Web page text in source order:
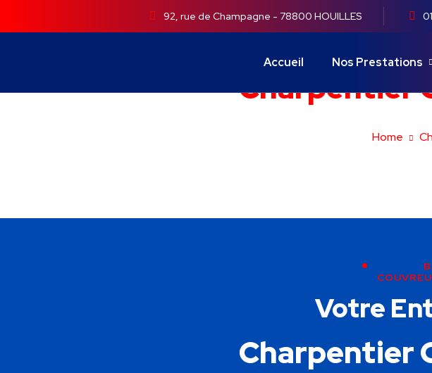
92, rue de Champagne - 78800 HOUILLES
Accueil Nos Prestations
Charpentier
Home
Votre
Charpentier